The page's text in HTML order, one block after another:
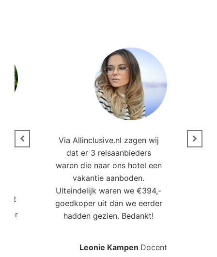
Via Allinclusive.nl zagen wij
dat er 3 reisaanbieders
waren die naar ons hotel een
vakantie aanboden.
Uiteindelijk waren we €394,-
goedkoper uit dan we eerder
hadden gezien. Bedankt!
Leonie Kampen Docent